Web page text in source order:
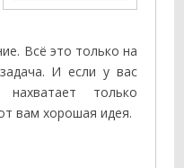
Всё это только на
И если у вас
только
вам хорошая идея.